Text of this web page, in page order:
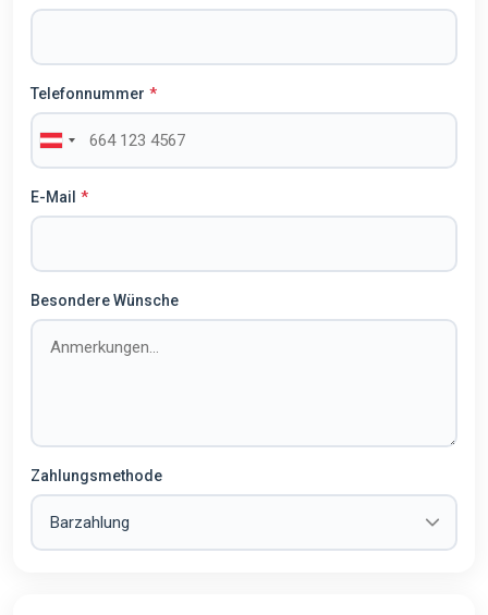
Telefonnummer
E-Mail
Besondere Wünsche
Zahlungsmethode